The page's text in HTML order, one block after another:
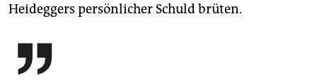
Heideggers persönlicher Schuld brüten.
